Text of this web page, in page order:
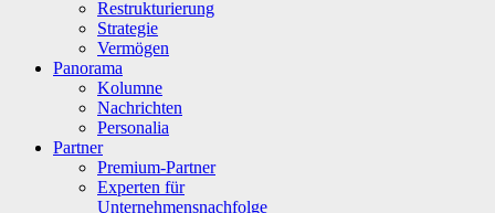
Restrukturierung
Strategie
Vermögen
Panorama
Kolumne
Nachrichten
Personalia
Partner
Premium-Partner
Experten für
Unternehmensnachfolge